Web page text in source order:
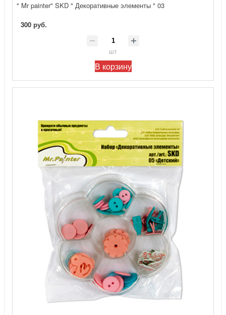
" Mr painter" SKD " Декоративные элементы " 03
300 руб.
шт
В корзину